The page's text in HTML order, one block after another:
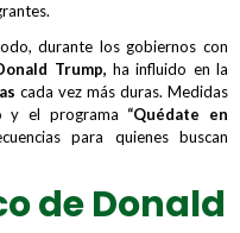
durante los gobiernos con
Trump, ha influido en la
cada vez más duras. Medidas
y el programa “Quédate en
para quienes buscan
de Donald